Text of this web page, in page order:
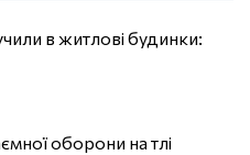
в житлові будинки:
оборони на тлі